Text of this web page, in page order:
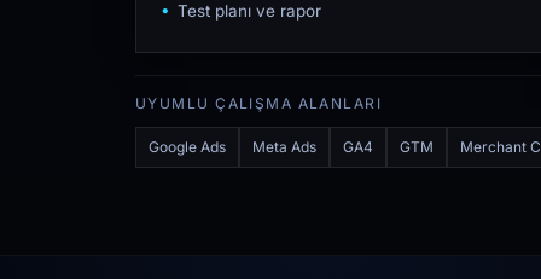
Test planı ve rapor
UYUMLU ÇALIŞMA ALANLARI
Google Ads Meta Ads GA4 GTM Merchant